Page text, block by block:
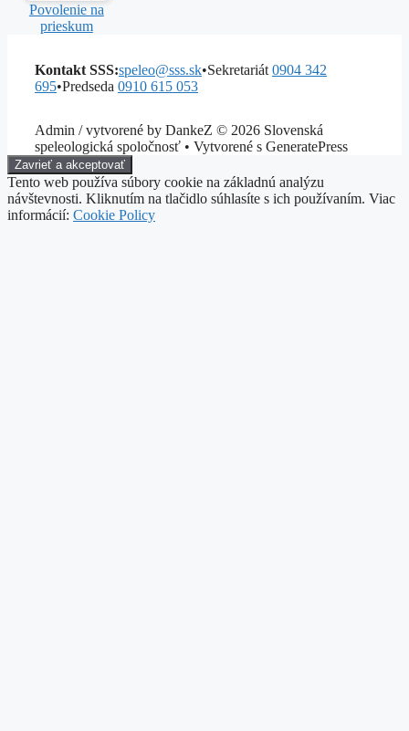
Povolenie na
prieskum
Kontakt SSS:speleo@sss.sk•Sekretariát 0904 342
695•Predseda 0910 615 053
Admin / vytvorené by DankeZ © 2026 Slovenská
speleologická spoločnosť • Vytvorené s GeneratePress
Tento web používa súbory cookie na základnú analýzu
návštevnosti. Kliknutím na tlačidlo súhlasíte s ich používaním. Viac
informácií: Cookie Policy